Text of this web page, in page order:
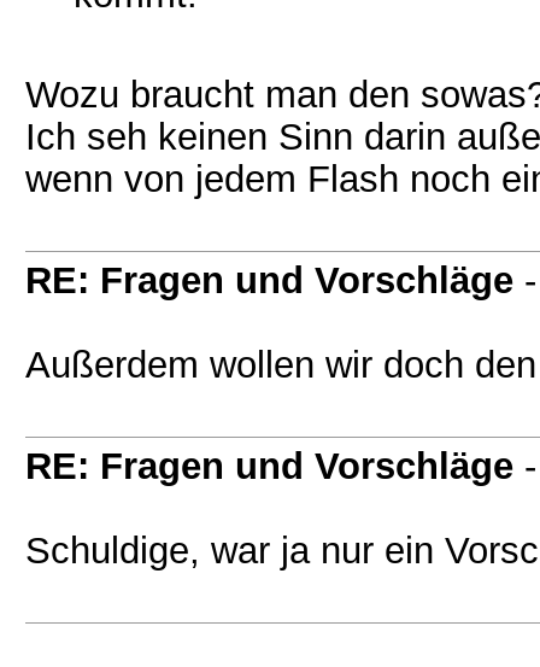
Wozu braucht man den
Ich seh keinen Sinn darin
wenn von jedem Flash noch
RE: Fragen und Vorschläge
Außerdem wollen wir doch
RE: Fragen und Vorschläge
Schuldige, war ja nur ein